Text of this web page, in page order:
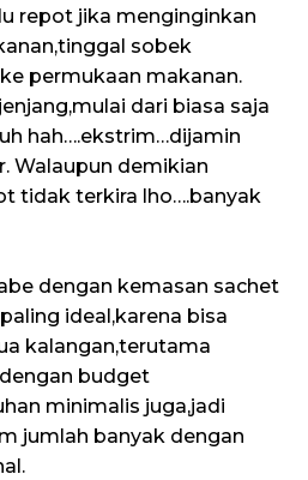
repot jika menginginkan
sobek
permukaan makanan.
dari biasa saja
hah….ekstrim…dijamin
Walaupun demikian
tidak terkira lho….banyak
dengan kemasan sachet
ideal,karena bisa
kalangan,terutama
budget
minimalis juga,jadi
jumlah banyak dengan